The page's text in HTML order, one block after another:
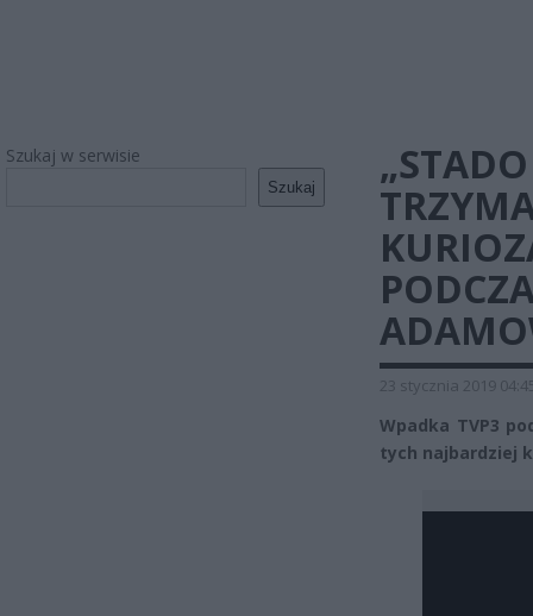
Szukaj w serwisie
Szukaj
23 stycznia 2019
Wpadka TVP3
tych najbardziej